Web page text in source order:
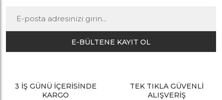
E-BÜLTENE KAYIT OL
3 İŞ GÜNÜ İÇERİSİNDE
KARGO
TEK TIKLA GÜVENLİ
ALIŞVERİŞ